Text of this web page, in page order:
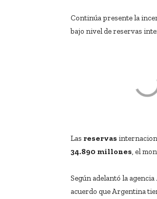
Continúa presente la
bajo nivel de reservas
Las reservas
34.890 millones, el
Según adelantó la agencia
acuerdo que Argentina